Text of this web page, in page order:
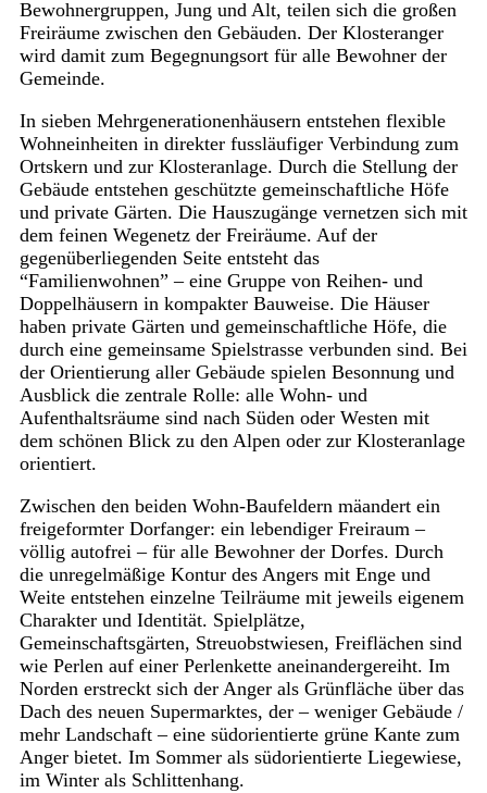
Bewohnergruppen, Jung und Alt, teilen sich die großen
Freiräume zwischen den Gebäuden. Der Klosteranger
wird damit zum Begegnungsort für alle Bewohner der
Gemeinde.
In sieben Mehrgenerationenhäusern entstehen flexible
Wohneinheiten in direkter fussläufiger Verbindung zum
Ortskern und zur Klosteranlage. Durch die Stellung der
Gebäude entstehen geschützte gemeinschaftliche Höfe
und private Gärten. Die Hauszugänge vernetzen sich mit
dem feinen Wegenetz der Freiräume. Auf der
gegenüberliegenden Seite entsteht das
“Familienwohnen” – eine Gruppe von Reihen- und
Doppelhäusern in kompakter Bauweise. Die Häuser
haben private Gärten und gemeinschaftliche Höfe, die
durch eine gemeinsame Spielstrasse verbunden sind. Bei
der Orientierung aller Gebäude spielen Besonnung und
Ausblick die zentrale Rolle: alle Wohn- und
Aufenthaltsräume sind nach Süden oder Westen mit
dem schönen Blick zu den Alpen oder zur Klosteranlage
orientiert.
Zwischen den beiden Wohn-Baufeldern mäandert ein
freigeformter Dorfanger: ein lebendiger Freiraum –
völlig autofrei – für alle Bewohner der Dorfes. Durch
die unregelmäßige Kontur des Angers mit Enge und
Weite entstehen einzelne Teilräume mit jeweils eigenem
Charakter und Identität. Spielplätze,
Gemeinschaftsgärten, Streuobstwiesen, Freiflächen sind
wie Perlen auf einer Perlenkette aneinandergereiht. Im
Norden erstreckt sich der Anger als Grünfläche über das
Dach des neuen Supermarktes, der – weniger Gebäude /
mehr Landschaft – eine südorientierte grüne Kante zum
Anger bietet. Im Sommer als südorientierte Liegewiese,
im Winter als Schlittenhang.